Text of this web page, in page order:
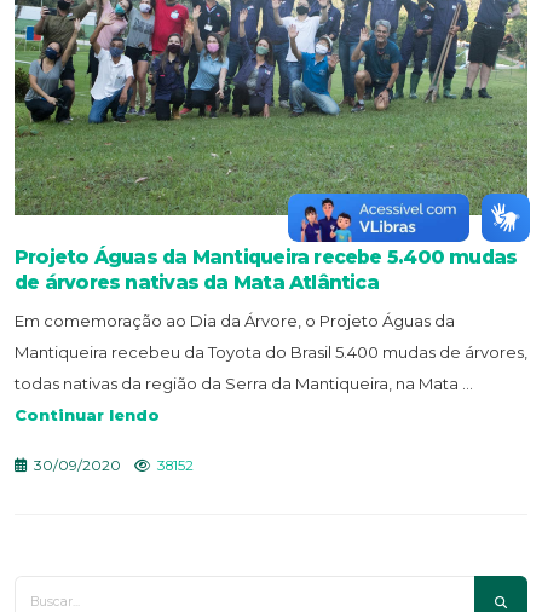
Projeto Águas da Mantiqueira recebe 5.400 mudas
de árvores nativas da Mata Atlântica
Em comemoração ao Dia da Árvore, o Projeto Águas da
Mantiqueira recebeu da Toyota do Brasil 5.400 mudas de árvores,
todas nativas da região da Serra da Mantiqueira, na Mata ...
Continuar lendo
30/09/2020 38152